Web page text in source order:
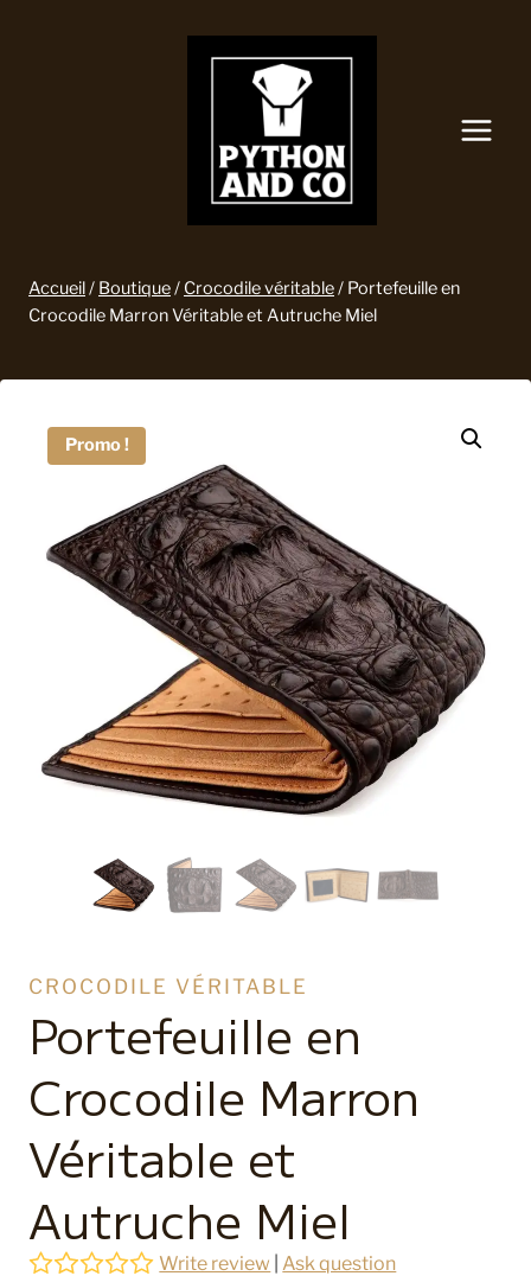
Accueil/ Boutique/ Crocodile véritable/ Portefeuille en
Crocodile Marron Véritable et Autruche Miel
Promo !
CROCODILE VÉRITABLE
Portefeuille en
Crocodile Marron
Véritable et
Autruche Miel
Write review |Ask question